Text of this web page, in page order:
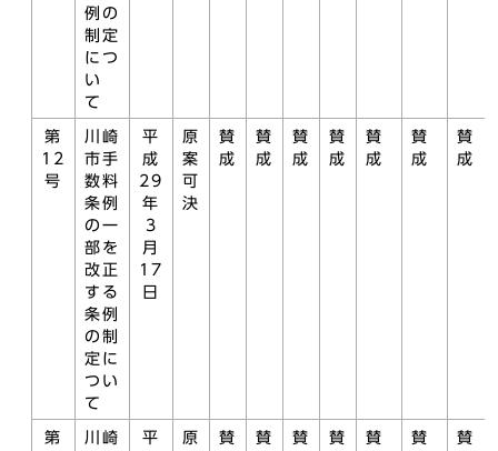
例の
制定
につ
い
て
第
12
号
川崎
市手
数料
条例
の一
部を
改正
する
条例
の制
定に
つい
て
平
成
29
年
3
月
17
日
原
案
可
決
賛
成
賛
成
賛
成
賛
成
賛
成
賛
成
賛
成
第
川崎
平
原
賛
賛
賛
賛
賛
賛
賛